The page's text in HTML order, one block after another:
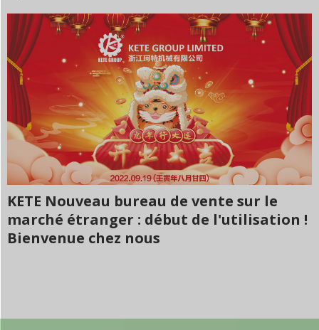
KETE Nouveau bureau de vente sur le
marché étranger : début de l'utilisation !
Bienvenue chez nous